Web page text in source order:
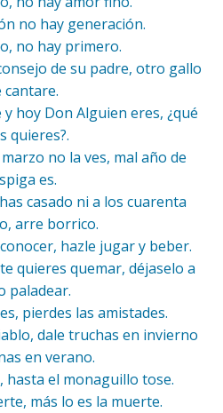
no hay generación.
no hay primero.
de su padre, otro gallo
cantare.
hoy Don Alguien eres, ¿qué
quieres?.
no la ves, mal año de
es.
casado ni a los cuarenta
arre borrico.
hazle jugar y beber.
quieres quemar, déjaselo a
paladear.
pierdes las amistades.
dale truchas en invierno
en verano.
hasta el monaguillo tose.
más lo es la muerte.